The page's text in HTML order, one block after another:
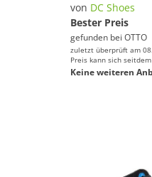
von DC Shoes
Bester Preis
gefunden bei OTTO
zuletzt überprüft am
Preis kann sich
Keine weiteren